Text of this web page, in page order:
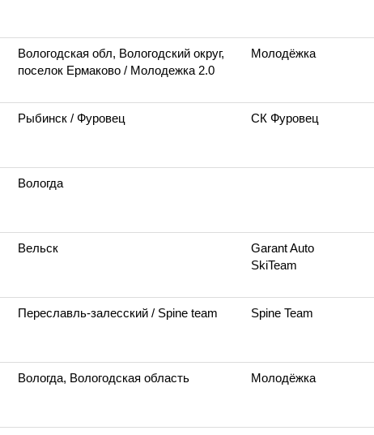
Вологодская обл, Вологодский округ,
поселок Ермаково / Молодежка 2.0
Молодёжка
Рыбинск / Фуровец СК Фуровец
Вологда
Вельск
Garant Auto
SkiTeam
Переславль-залесский / Spine team Spine Team
Вологда, Вологодская область Молодёжка